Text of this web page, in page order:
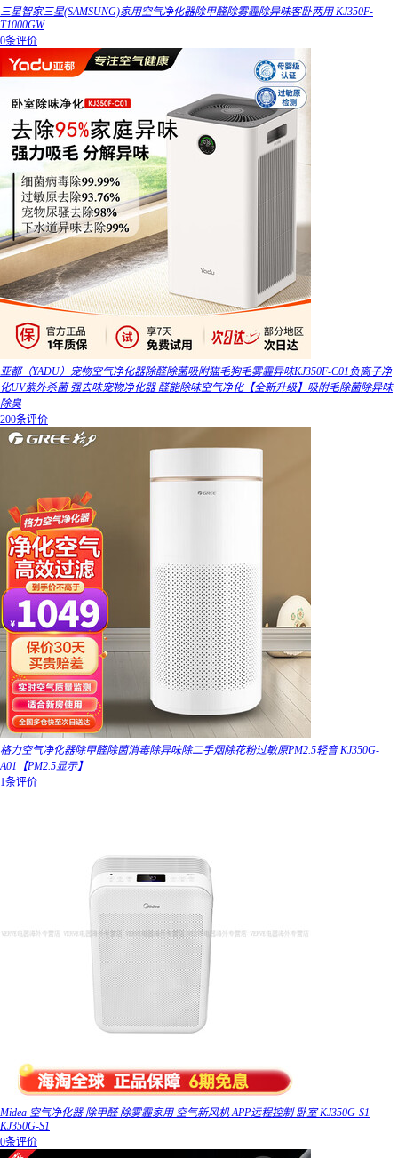
三星智家三星(SAMSUNG)家用空气净化器除甲醛除雾霾除异味客卧两用 KJ350F-
T1000GW
0条评价
亚都（YADU）宠物空气净化器除醛除菌吸附猫毛狗毛雾霾异味KJ350F-C01负离子净
化UV紫外杀菌 强去味宠物净化器 醛能除味空气净化【全新升级】吸附毛除菌除异味
除臭
200条评价
格力空气净化器除甲醛除菌消毒除异味除二手烟除花粉过敏原PM2.5轻音 KJ350G-
A01【PM2.5显示】
1条评价
Midea 空气净化器 除甲醛 除雾霾家用 空气新风机 APP远程控制 卧室 KJ350G-S1
KJ350G-S1
0条评价